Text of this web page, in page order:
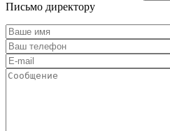
Письмо директору